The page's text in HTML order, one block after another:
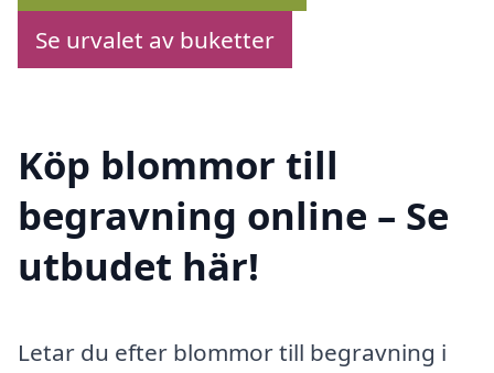
Se urvalet av buketter
Köp blommor till
begravning online – Se
utbudet här!
Letar du efter blommor till begravning i